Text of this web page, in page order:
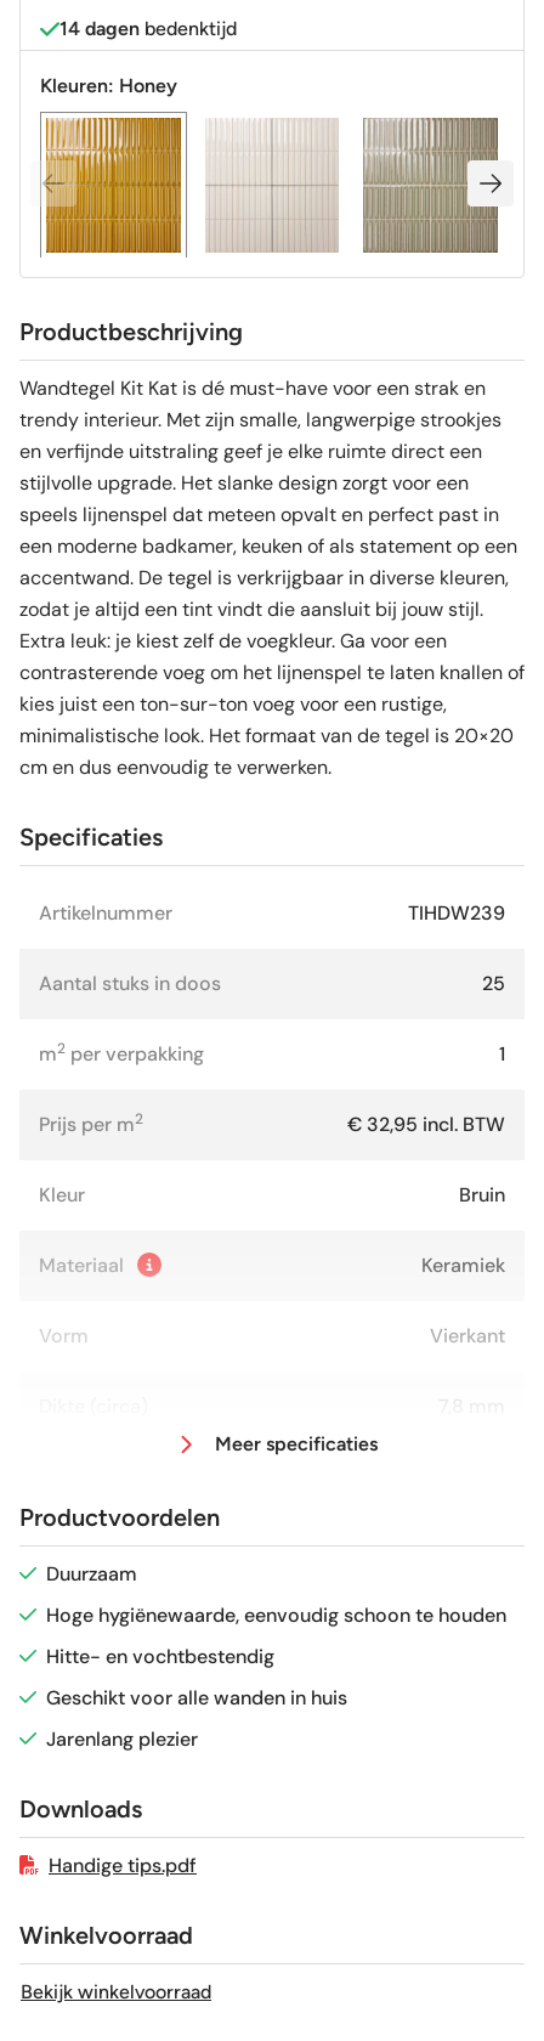
14 dagen bedenktijd
Kleuren: Honey
Productbeschrijving
Wandtegel Kit Kat is dé must-have voor een strak en
trendy interieur. Met zijn smalle, langwerpige strookjes
en verfijnde uitstraling geef je elke ruimte direct een
stijlvolle upgrade. Het slanke design zorgt voor een
speels lijnenspel dat meteen opvalt en perfect past in
een moderne badkamer, keuken of als statement op een
accentwand. De tegel is verkrijgbaar in diverse kleuren,
zodat je altijd een tint vindt die aansluit bij jouw stijl.
Extra leuk: je kiest zelf de voegkleur. Ga voor een
contrasterende voeg om het lijnenspel te laten knallen of
kies juist een ton-sur-ton voeg voor een rustige,
minimalistische look. Het formaat van de tegel is 20×20
cm en dus eenvoudig te verwerken.
Specificaties
Artikelnummer TIHDW239
Aantal stuks in doos 25
m2 per verpakking 1
Prijs per m2 € 32,95 incl. BTW
Kleur Bruin
Materiaal Keramiek
Vorm Vierkant
Glans / Mat Glans
Gerectificeerd Nee
Vorstbestendig
Meer specificaties
Productvoordelen
Duurzaam
Hoge hygiënewaarde, eenvoudig schoon te houden
Hitte- en vochtbestendig
Geschikt voor alle wanden in huis
Jarenlang plezier
Downloads
Handige tips.pdf
Winkelvoorraad
Bekijk winkelvoorraad